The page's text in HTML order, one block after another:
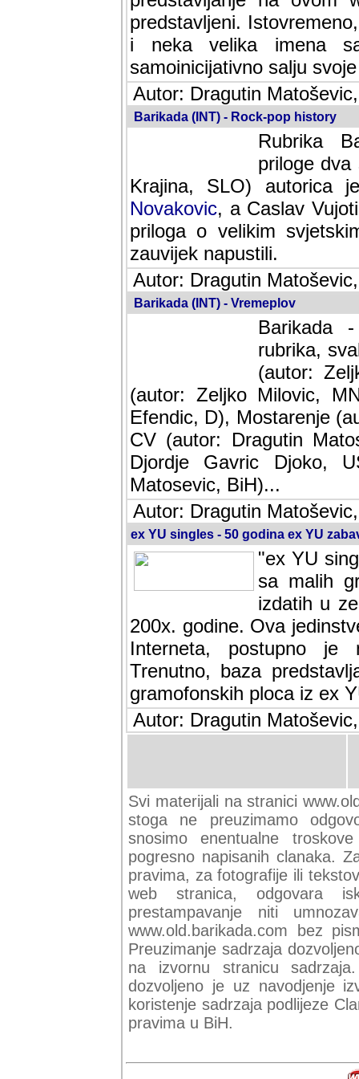
predstavljeni.
i neka velika imena
samoinicijativno salju
Autor: Dragutin
Barikada (INT) - Rock-pop history
Rubrika
dva
SLO) autorica je velikog
Caslav Vujotic
velikim svjetskim
napustili.
Autor: Dragutin
Barikada (INT) - Vremeplov
Barikada
rubrika,
(autor:
(autor: Zeljko Milovic,
Efendic, D), Mostarenje
CV (autor: Dragutin
Djordje Gavric Djoko,
Matosevic, BiH)...
Autor: Dragutin
ex YU singles - 50 godina ex YU
"ex YU
sa malih
izdatih u
200x. godine. Ova
Interneta, postupno je
baza predstavlja
ploca iz ex YU.
Autor: Dragutin
Svi materijali na stranici
stoga ne preuzimamo
snosimo enentualne
pogresno napisanih clanaka.
pravima, za fotografije ili
web stranica, odgovara
prestampavanje niti
www.old.barikada.com bez
Preuzimanje sadrzaja
na izvornu stranicu
dozvoljeno je uz navodjenje
koristenje sadrzaja podlijeze
pravima u BiH.